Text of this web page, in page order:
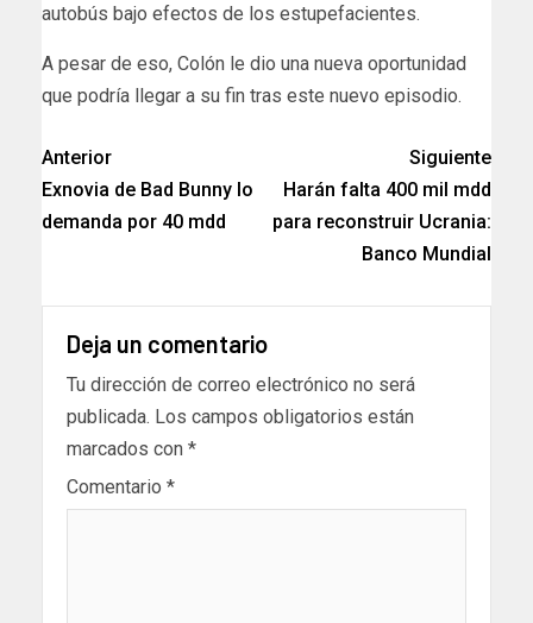
autobús bajo efectos de los estupefacientes.
A pesar de eso, Colón le dio una nueva oportunidad
que podría llegar a su fin tras este nuevo episodio.
Anterior
Exnovia de Bad Bunny lo
demanda por 40 mdd
Siguiente
Harán falta 400 mil mdd
para reconstruir Ucrania:
Banco Mundial
Deja un comentario
Tu dirección de correo electrónico no será
publicada. Los campos obligatorios están
marcados con *
Comentario *